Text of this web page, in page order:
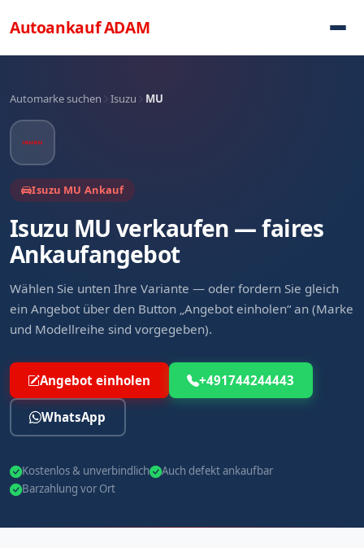
AutoankaufADAM
Automarke suchen Isuzu MU
Isuzu MU Ankauf
Isuzu MU verkaufen — faires
Ankaufangebot
Wählen Sie unten Ihre Variante — oder fordern Sie gleich
ein Angebot über den Button „Angebot einholen“ an (Marke
und Modellreihe sind vorgegeben).
Angebot einholen +491744244443
WhatsApp
Kostenlos & unverbindlich
Auch defekt ankaufbar
Barzahlung vor Ort